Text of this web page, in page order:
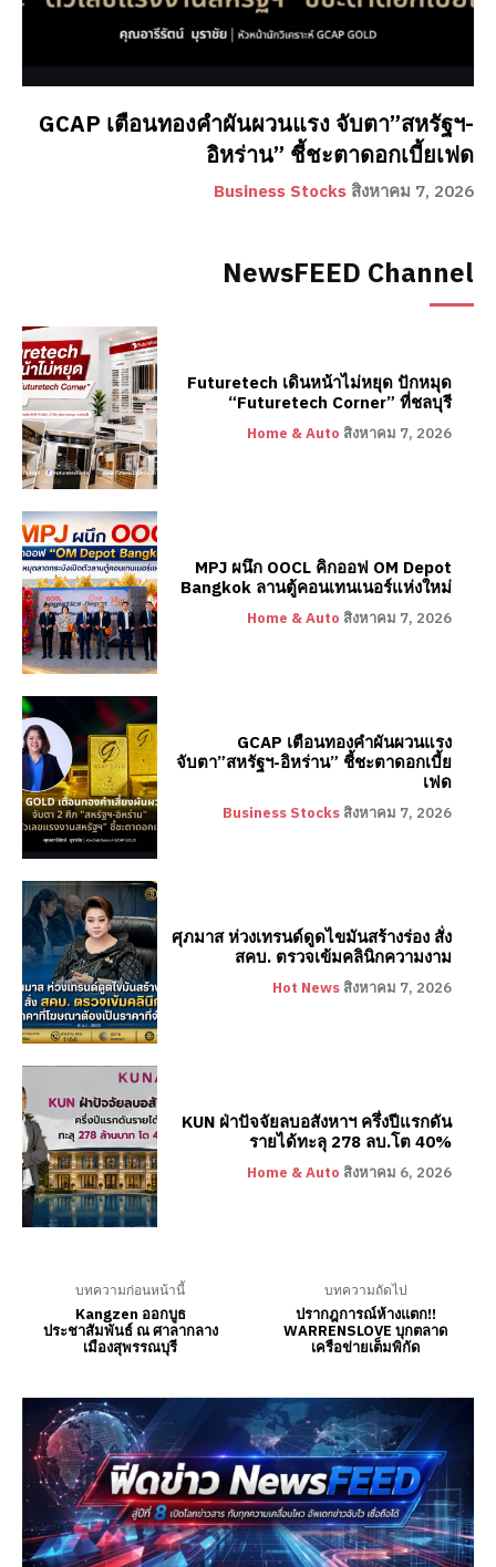
GCAP เตือนทองคำผันผวนแรง จับตา”สหรัฐฯ-
อิหร่าน” ชี้ชะตาดอกเบี้ยเฟด
Business Stocks สิงหาคม 7, 2026
NewsFEED Channel
Futuretech เดินหน้าไม่หยุด ปักหมุด
“Futuretech Corner” ที่ชลบุรี
Home & Auto สิงหาคม 7, 2026
MPJ ผนึก OOCL คิกออฟ OM Depot
Bangkok ลานตู้คอนเทนเนอร์แห่งใหม่
Home & Auto สิงหาคม 7, 2026
GCAP เตือนทองคำผันผวนแรง
จับตา”สหรัฐฯ-อิหร่าน” ชี้ชะตาดอกเบี้ย
เฟด
Business Stocks สิงหาคม 7, 2026
ศุภมาส ห่วงเทรนด์ดูดไขมันสร้างร่อง สั่ง
สคบ. ตรวจเข้มคลินิกความงาม
Hot News สิงหาคม 7, 2026
KUN ฝ่าปัจจัยลบอสังหาฯ ครึ่งปีแรกดัน
รายได้ทะลุ 278 ลบ.โต 40%
Home & Auto สิงหาคม 6, 2026
บทความก่อนหน้านี้
Kangzen ออกบูธ
ประชาสัมพันธ์ ณ ศาลากลาง
เมืองสุพรรณบุรี
บทความถัดไป
ปรากฎการณ์ห้างแตก!!
WARRENSLOVE บุกตลาด
เครือข่ายเต็มพิกัด